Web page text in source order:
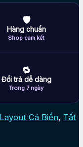
🛡
Hàng chuẩn
Shop cam kết
🔁
Đổi trả dễ dàng
Trong 7 ngày
Layout Cá Biển, Tất